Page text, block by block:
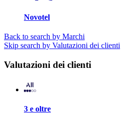
Novotel
Back to search by Marchi
Skip search by Valutazioni dei clienti
Valutazioni dei clienti
3 e oltre